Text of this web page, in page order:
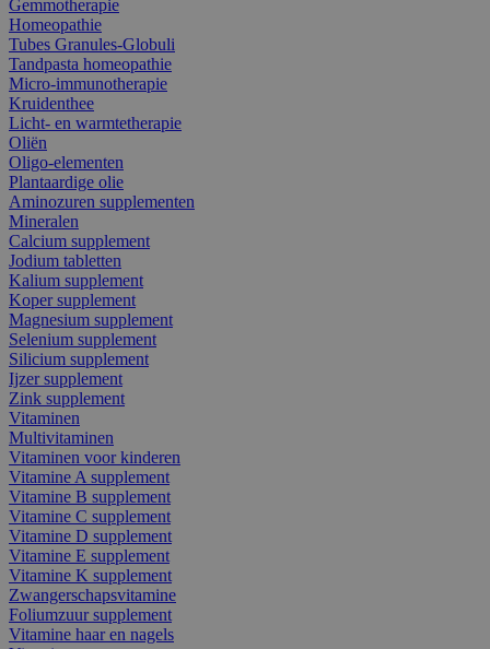
Gemmotherapie
Homeopathie
Tubes Granules-Globuli
Tandpasta homeopathie
Micro-immunotherapie
Kruidenthee
Licht- en warmtetherapie
Oliën
Oligo-elementen
Plantaardige olie
Aminozuren supplementen
Mineralen
Calcium supplement
Jodium tabletten
Kalium supplement
Koper supplement
Magnesium supplement
Selenium supplement
Silicium supplement
Ijzer supplement
Zink supplement
Vitaminen
Multivitaminen
Vitaminen voor kinderen
Vitamine A supplement
Vitamine B supplement
Vitamine C supplement
Vitamine D supplement
Vitamine E supplement
Vitamine K supplement
Zwangerschapsvitamine
Foliumzuur supplement
Vitamine haar en nagels